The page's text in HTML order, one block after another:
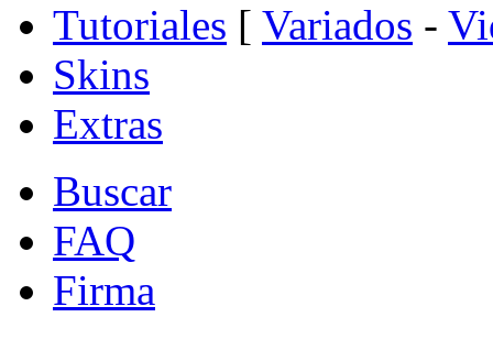
Tutoriales [ Variados -
Skins
Extras
Buscar
FAQ
Firma